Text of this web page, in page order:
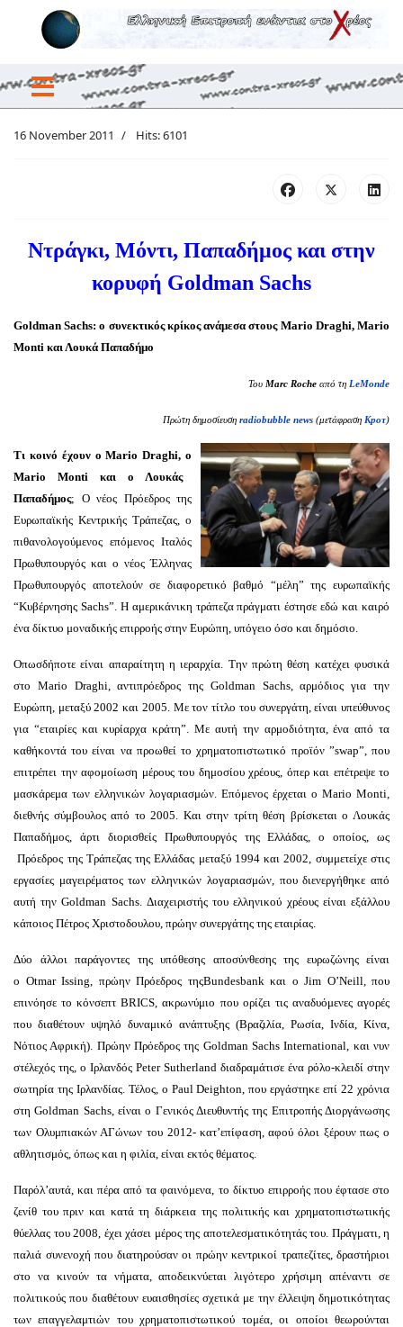
16 November 2011 Hits: 6101
Ντράγκι, Μόντι, Παπαδήμος και στην
κορυφή Goldman Sachs
Goldman Sachs: ο συνεκτικός κρίκος ανάμεσα στους Mario Draghi, Mario
Monti και Λουκά Παπαδήμο
Του Marc Roche από τη LeMonde
Πρώτη δημοσίευση radiobubble news (μετάφραση Кроτ)
Τι κοινό έχουν ο Mario Draghi, o
Mario Monti και ο Λουκάς
Παπαδήμος; Ο νέος Πρόεδρος της
Ευρωπαϊκής Κεντρικής Τράπεζας, ο
πιθανολογούμενος επόμενος Ιταλός
Πρωθυπουργός και ο νέος Έλληνας
Πρωθυπουργός αποτελούν σε διαφορετικό βαθμό “μέλη” της ευρωπαϊκής
“Κυβέρνησης Sachs”. Η αμερικάνικη τράπεζα πράγματι έστησε εδώ και καιρό
ένα δίκτυο μοναδικής επιρροής στην Ευρώπη, υπόγειο όσο και δημόσιο.
Οπωσδήποτε είναι απαραίτητη η ιεραρχία. Την πρώτη θέση κατέχει φυσικά
στο Mario Draghi, αντιπρόεδρος της Goldman Sachs, αρμόδιος για την
Ευρώπη, μεταξύ 2002 και 2005. Με τον τίτλο του συνεργάτη, είναι υπεύθυνος
για “εταιρίες και κυρίαρχα κράτη”. Με αυτή την αρμοδιότητα, ένα από τα
καθήκοντά του είναι να προωθεί το χρηματοπιστωτικό προϊόν ”swap”, που
επιτρέπει την αφομοίωση μέρους του δημοσίου χρέους, όπερ και επέτρεψε το
μασκάρεμα των ελληνικών λογαριασμών. Επόμενος έρχεται ο Mario Monti,
διεθνής σύμβουλος από το 2005. Και στην τρίτη θέση βρίσκεται ο Λουκάς
Παπαδήμος, άρτι διορισθείς Πρωθυπουργός της Ελλάδας, ο οποίος, ως
Πρόεδρος της Τράπεζας της Ελλάδας μεταξύ 1994 και 2002, συμμετείχε στις
εργασίες μαγειρέματος των ελληνικών λογαριασμών, που διενεργήθηκε από
αυτή την Goldman Sachs. Διαχειριστής του ελληνικού χρέους είναι εξάλλου
κάποιος Πέτρος Χριστοδουλου, πρώην συνεργάτης της εταιρίας.
Δύο άλλοι παράγοντες της υπόθεσης αποσύνθεσης της ευρωζώνης είναι
ο Otmar Issing, πρώην Πρόεδρος τηςBundesbank και ο Jim O’Neill, που
επινόησε το κόνσεπτ BRICS, ακρωνύμιο που ορίζει τις αναδυόμενες αγορές
που διαθέτουν υψηλό δυναμικό ανάπτυξης (Βραζιλία, Ρωσία, Ινδία, Κίνα,
Νότιος Αφρική). Πρώην Πρόεδρος της Goldman Sachs International, και νυν
στέλεχός της, ο Ιρλανδός Peter Sutherland διαδραμάτισε ένα ρόλο-κλειδί στην
σωτηρία της Ιρλανδίας. Τέλος, ο Paul Deighton, που εργάστηκε επί 22 χρόνια
στη Goldman Sachs, είναι ο Γενικός Διευθυντής της Επιτροπής Διοργάνωσης
των Ολυμπιακών ΑΓώνων του 2012- κατ’επίφαση, αφού όλοι ξέρουν πως ο
αθλητισμός, όπως και η φιλία, είναι εκτός θέματος.
Παρόλ’αυτά, και πέρα από τα φαινόμενα, το δίκτυο επιρροής που έφτασε στο
ζενίθ του πριν και κατά τη διάρκεια της πολιτικής και χρηματοπιστωτικής
θύελλας του 2008, έχει χάσει μέρος της αποτελεσματικότητάς του. Πράγματι, η
παλιά συνενοχή που διατηρούσαν οι πρώην κεντρικοί τραπεζίτες, δραστήριοι
στο να κινούν τα νήματα, αποδεικνύεται λιγότερο χρήσιμη απέναντι σε
πολιτικούς που διαθέτουν ευαισθησίες σχετικά με την έλλειψη δημοτικότητας
των επαγγελαμτιών του χρηματοπιστωτικού τομέα, οι οποίοι θεωρούνται